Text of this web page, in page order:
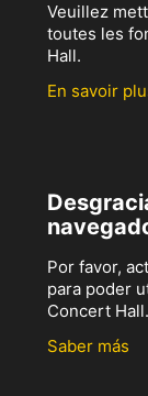
Veuillez
toutes les
Hall.
En savoir
Por favor,
para poder
Concert Hall.
Saber más